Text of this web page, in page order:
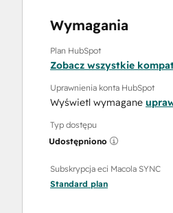
Wymagania
Plan HubSpot
Zobacz wszystkie
Uprawnienia konta HubSpot
Wyświetl wymagane
Typ dostępu
Udostępniono
Subskrypcja eci Macola SYNC
Standard plan